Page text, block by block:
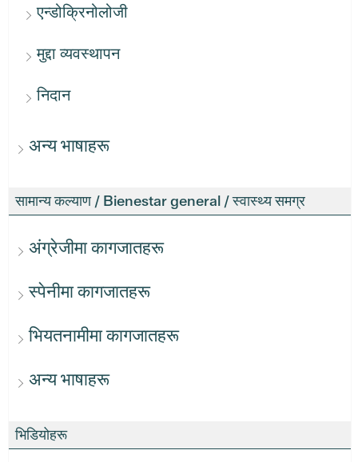
एन्डोक्रिनोलोजी
मुद्दा व्यवस्थापन
निदान
अन्य भाषाहरू
सामान्य कल्याण / Bienestar general / स्वास्थ्य समग्र
अंग्रेजीमा कागजातहरू
स्पेनीमा कागजातहरू
भियतनामीमा कागजातहरू
अन्य भाषाहरू
भिडियोहरू